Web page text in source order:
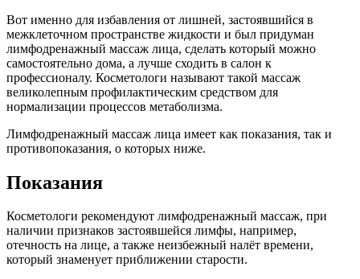
Вот именно для избавления от лишней, застоявшийся в
межклеточном пространстве жидкости и был придуман
лимфодренажный массаж лица, сделать который можно
самостоятельно дома, а лучше сходить в салон к
профессионалу. Косметологи называют такой массаж
великолепным профилактическим средством для
нормализации процессов метаболизма.
Лимфодренажный массаж лица имеет как показания, так и
противопоказания, о которых ниже.
Показания
Косметологи рекомендуют лимфодренажный массаж, при
наличии признаков застоявшейся лимфы, например,
отечность на лице, а также неизбежный налёт времени,
который знаменует приближении старости.